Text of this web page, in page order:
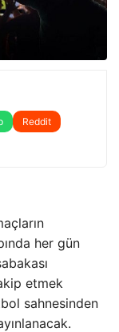
Reddit
her gün
etmek
sahnesinden